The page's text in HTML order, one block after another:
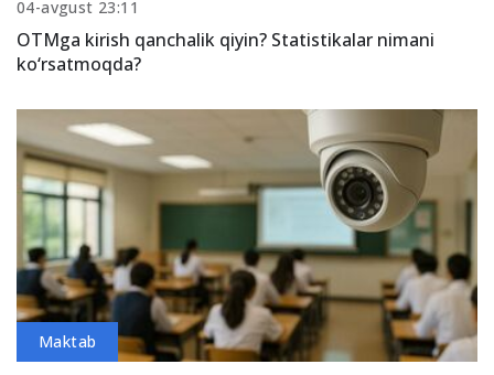
04-avgust 23:11
OTMga kirish qanchalik qiyin? Statistikalar nimani
ko‘rsatmoqda?
Maktab